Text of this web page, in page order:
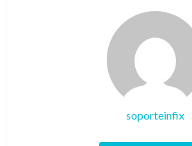
soporteinfix